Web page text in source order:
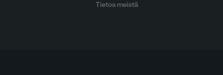
Tietoa meistä